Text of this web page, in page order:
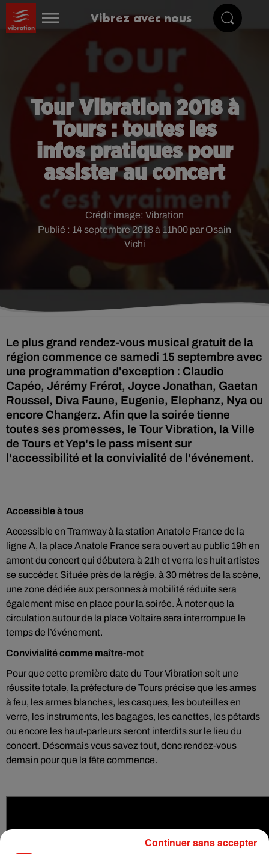
Vibrez avec nous
Tour Vibration 2018 à
Tours : toutes les
infos pratiques pour
assister au concert
Publié : 14 septembre 2018 à 11h00 par Osain
Vichi
Crédit image: Vibration
Le plus grand rendez-vous musical gratuit de la
région commence ce samedi 15 septembre avec
une programmation d'exception : Claudio
Capéo, Jérémy Frérot, Joyce Jonathan, Gaetan
Roussel, Diva Faune, Eugenie, Elephanz, Nya ou
encore Changerz. Afin que la soirée tienne
toutes ses promesses, le Tour Vibration, la Ville
de Tours et Yep's le pass misent sur
l'accessibilité et la convivialité de l'événement.
Accessible à tous
Accessible en Tramway à la station Anatole France de la
ligne A, la place Anatole France sera ouvert au public 19h en
amont du concert qui débutera à 21h et verra les huit artistes
se succéder. Située près de la régie, à 30 mètres de la scène,
une zone dédiée aux personnes à mobilité réduite sera
également mise en place pour la soirée. À noter que la
circulation autour de la place Voltaire sera interrompue le
temps de l’événement.
Convivialité comme maître-mot
Pour que cette première date du Tour Vibration soit une
réussite totale, la préfecture de Tours précise que les armes
à feu, les armes blanches, les casques, les bouteilles en
verre, les instruments, les bagages, les canettes, les pétards
ou encore les haut-parleurs seront interdits sur le lieu du
concert. Désormais vous savez tout, donc rendez-vous
demain pour que la fête commence.
Continuer sans accepter